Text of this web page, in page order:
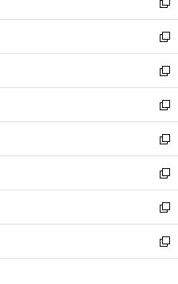
開
く
ィ
ン
ド
ウ
で
開
く
い
ウ
ィ
ン
ド
ウ
で
開
く
新
し
い
ウ
ィ
ン
ド
ウ
で
開
く
新
し
い
ウ
ィ
ン
ド
ウ
で
開
く
新
し
い
ウ
ィ
ン
ド
ウ
で
開
く
新
し
い
ウ
ィ
ン
ド
ウ
で
開
新
し
い
ウ
ィ
ン
ド
ウ
新
し
い
ウ
ィ
ン
新
し
い
ウ
新
し